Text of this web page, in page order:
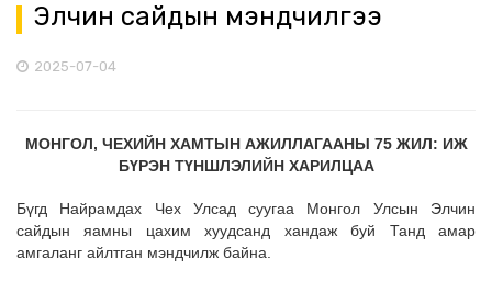
Элчин сайдын мэндчилгээ
2025-07-04
МОНГОЛ, ЧЕХИЙН ХАМТЫН АЖИЛЛАГААНЫ 75 ЖИЛ: ИЖ
БҮРЭН ТҮНШЛЭЛИЙН ХАРИЛЦАА
Бүгд Найрамдах Чех Улсад суугаа Монгол Улсын Элчин
сайдын яамны цахим хуудсанд хандаж буй Танд амар
амгаланг айлтган мэндчилж байна.